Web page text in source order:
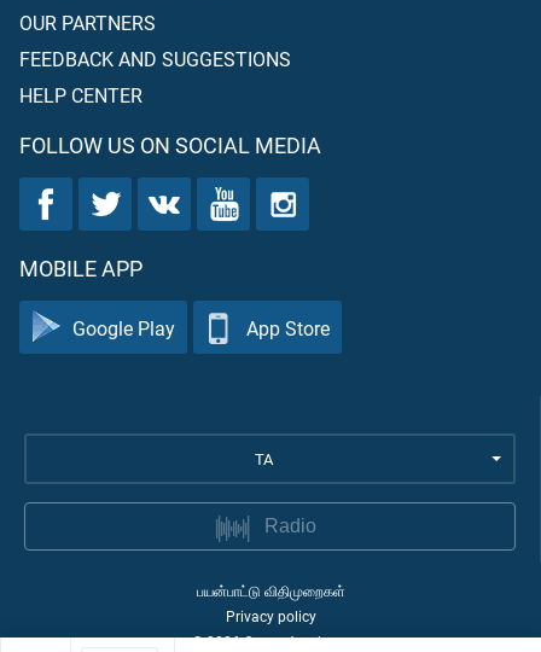
OUR PARTNERS
FEEDBACK AND SUGGESTIONS
HELP CENTER
FOLLOW US ON SOCIAL MEDIA
MOBILE APP
Google Play App Store
TA
Radio
பயன்பாட்டு விதிமுறைகள்
Privacy policy
©2026Quran Academy